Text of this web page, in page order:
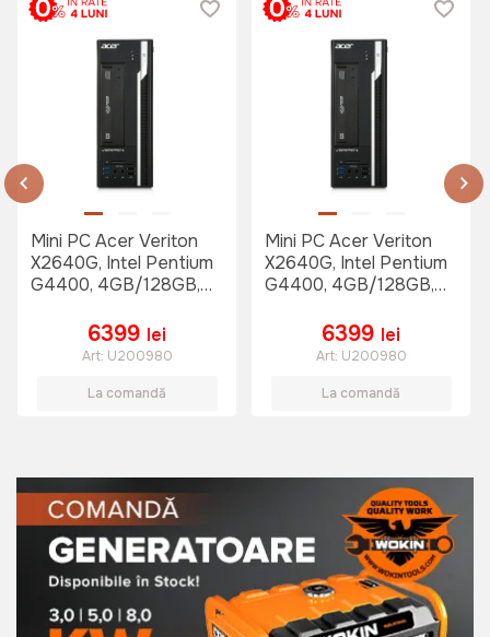
Mini PC Acer Veriton
X2640G, Intel Pentium
G4400, 4GB/128GB,
Windows 10 Pro
6399 lei
Art: U200980
La comandă
Mini PC Acer Veriton
X2640G, Intel Pentium
G4400, 4GB/128GB,
Windows 10 Pro
6399 lei
Art: U200980
La comandă